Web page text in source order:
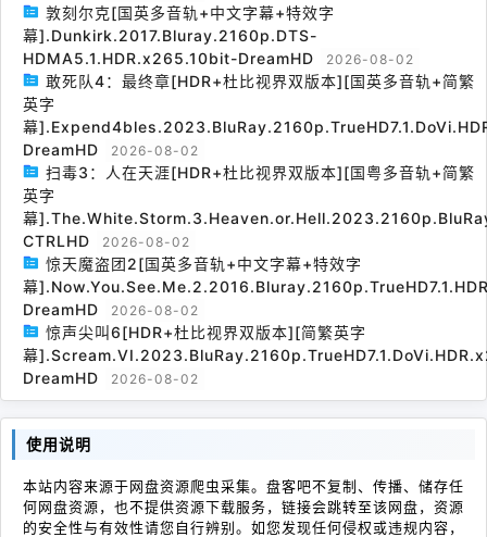
敦刻尔克[国英多音轨+中文字幕+特效字
幕].Dunkirk.2017.Bluray.2160p.DTS-
HDMA5.1.HDR.x265.10bit-DreamHD
2026-08-02
敢死队4：最终章[HDR+杜比视界双版本][国英多音轨+简繁
英字
幕
DreamHD
2026-08-02
扫毒3：人在天涯[HDR+杜比视界双版本][国粤多音轨+简繁
英字
幕
CTRLHD
2026-08-02
惊天魔盗团2[国英多音轨+中文字幕+特效字
幕
DreamHD
2026-08-02
惊声尖叫6[HDR+杜比视界双版本][简繁英字
幕
DreamHD
2026-08-02
使用说明
本站内容来源于网盘资源爬虫采集。盘客吧不复制、传播、储存任
何网盘资源，也不提供资源下载服务，链接会跳转至该网盘，资源
的安全性与有效性请您自行辨别。如您发现任何侵权或违规内容，